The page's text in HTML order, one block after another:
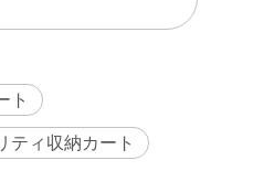
ト
ティ収納カート